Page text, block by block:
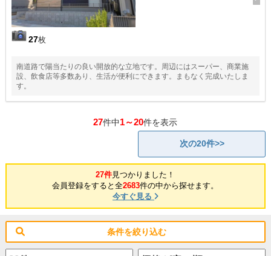
27枚
南道路で陽当たりの良い開放的な立地です。周辺にはスーパー、商業施
設、飲食店等多数あり、生活が便利にできます。まもなく完成いたしま
す。
27件中1～20件を表示
次の20件>>
27件見つかりました！
会員登録をすると全2683件の中から探せます。
今すぐ見る
条件を絞り込む